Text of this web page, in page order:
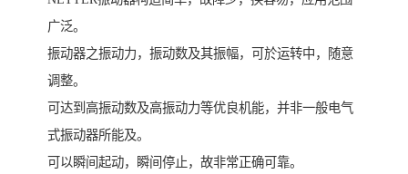
广泛。
振动器之振动力，振动数及其振幅，可於运转中，随意
调整。
可达到高振动数及高振动力等优良机能，并非一般电气
式振动器所能及。
可以瞬间起动，瞬间停止，故非常正确可靠。